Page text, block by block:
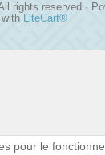
pour le
rights reserved ·
with
LiteCart®